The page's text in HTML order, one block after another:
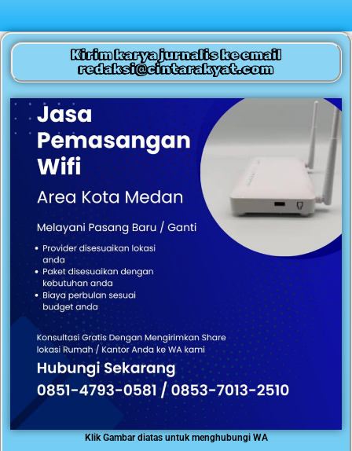
Kirim karya jurnalis ke email
redaksi@cintarakyat.com
Klik Gambar diatas untuk menghubungi WA